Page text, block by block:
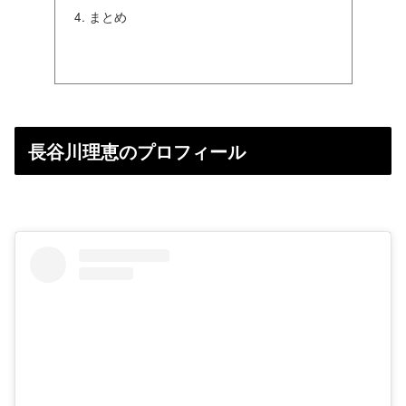
まとめ
長谷川理恵のプロフィール